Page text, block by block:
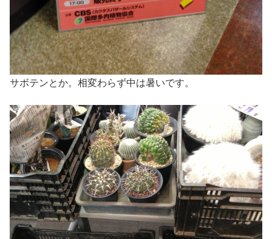
サボテンとか。相変わらず中は暑いです。